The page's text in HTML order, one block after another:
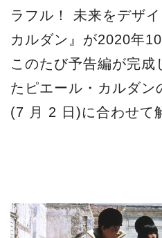
ラフル！ 未来をデザ
カルダン』が2020年
このたび予告編が完成
たピエール・カルダン
(7 月 2 日)に合わせて